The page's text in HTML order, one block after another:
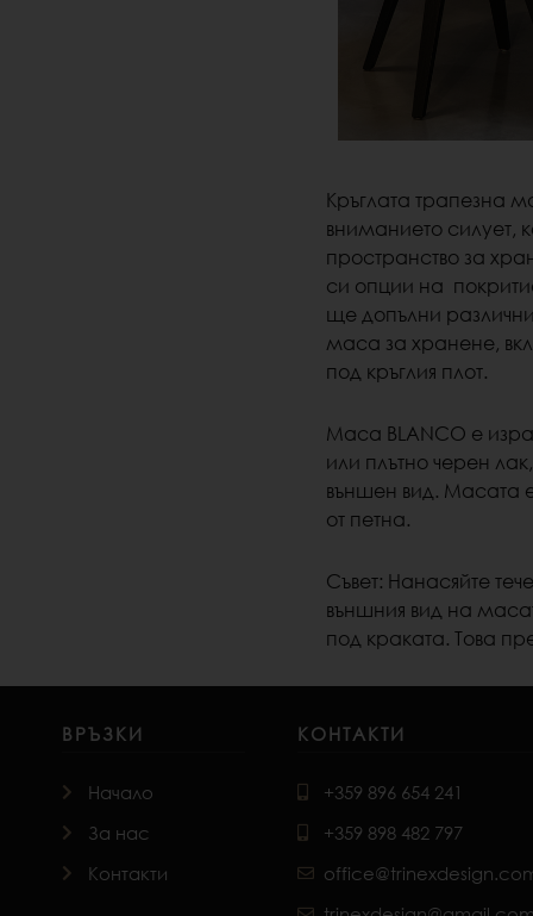
Кръглата трапезна
вниманието силует,
пространство за
си опции на
ще допълни
маса за хранене,
под кръглия плот.
Маса BLANCO е
или плътно черен
външен вид. Масата
от петна.
Съвет: Нанасяйте
външния вид на
под краката. Това
ВРЪЗКИ
Начало
За нас
Контакти
КОНТАКТИ
+359 896 654 241
+359 898 482 797